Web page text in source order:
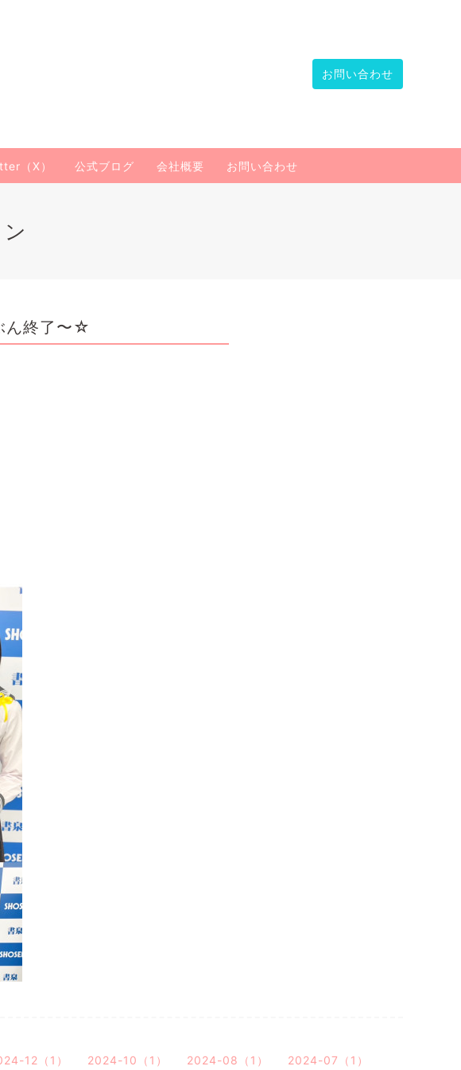
お問い合わせ
（X） 公式ブログ 会社概要 お問い合わせ
ん終了〜☆
12（1） 2024-10（1） 2024-08（1） 2024-07（1）